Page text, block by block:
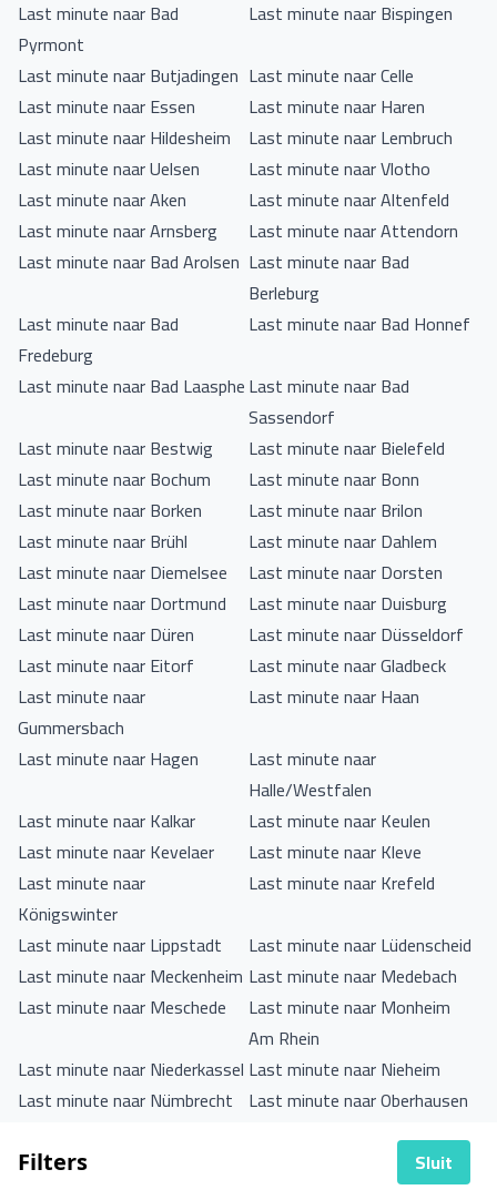
Filters Sluit
Last minute naar Bad
Pyrmont
Last minute naar Bispingen
Last minute naar Butjadingen Last minute naar Celle
Last minute naar Essen
Last minute naar Haren
Last minute naar Hildesheim Last minute naar Lembruch
Last minute naar Uelsen
Last minute naar Vlotho
Last minute naar Aken
Last minute naar Altenfeld
Last minute naar Arnsberg
Last minute naar Attendorn
Last minute naar Bad Arolsen Last minute naar Bad
Berleburg
Last minute naar Bad
Fredeburg
Last minute naar Bad Honnef
Last minute naar Bad LaaspheLast minute naar Bad
Sassendorf
Last minute naar Bestwig
Last minute naar Bielefeld
Last minute naar Bochum
Last minute naar Bonn
Last minute naar Borken
Last minute naar Brilon
Last minute naar Brühl
Last minute naar Dahlem
Last minute naar Diemelsee
Last minute naar Dorsten
Last minute naar Dortmund
Last minute naar Duisburg
Last minute naar Düren
Last minute naar Düsseldorf
Last minute naar Eitorf
Last minute naar Gladbeck
Last minute naar
Gummersbach
Last minute naar Haan
Last minute naar Hagen
Last minute naar
Halle/Westfalen
Last minute naar Kalkar
Last minute naar Keulen
Last minute naar Kevelaer
Last minute naar Kleve
Last minute naar
Königswinter
Last minute naar Krefeld
Last minute naar Lippstadt
Last minute naar Lüdenscheid
Last minute naar Meckenheim Last minute naar Medebach
Last minute naar Meschede
Last minute naar Monheim
Am Rhein
Last minute naar Niederkassel Last minute naar Nieheim
Last minute naar Nümbrecht Last minute naar Oberhausen
Last minute naar Paderborn
Last minute naar Rietberg
Last minute naar Schieder-